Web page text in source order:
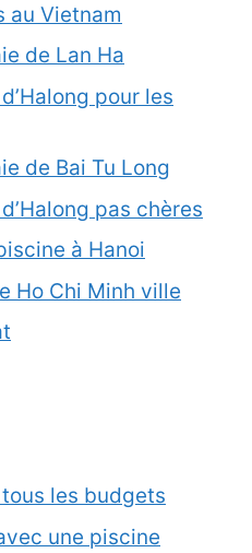
au Vietnam
de Lan Ha
pour les
de Bai Tu Long
pas chères
à Hanoi
Ho Chi Minh ville
les budgets
une piscine